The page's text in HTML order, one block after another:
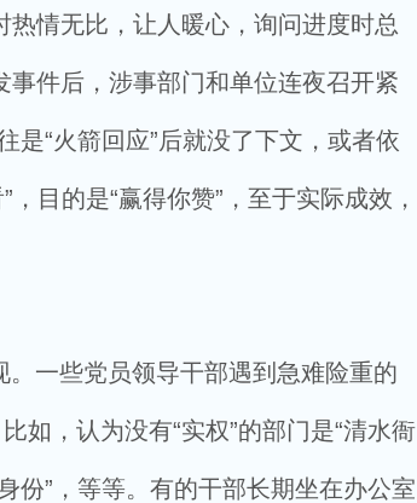
情无比，让人暖心，询问进度时总
事件后，涉事部门和单位连夜召开紧
是“火箭回应”后就没了下文，或者依
目的是“赢得你赞”，至于实际成效，
。一些党员领导干部遇到急难险重的
如，认为没有“实权”的部门是“清水衙
份”，等等。有的干部长期坐在办公室